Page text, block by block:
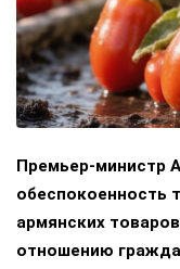
Премьер-министр
обеспокоенность
армянских
отношению